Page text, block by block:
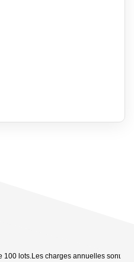
100 lots.Les charges annuelles sont